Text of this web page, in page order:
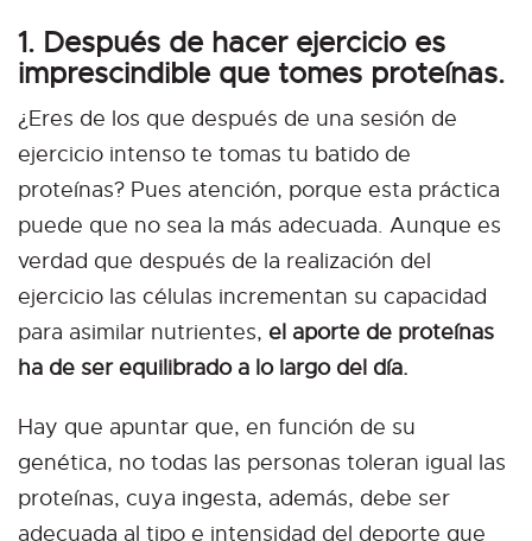
1. Después de hacer ejercicio es
imprescindible que tomes proteínas.
¿Eres de los que después de una sesión de
ejercicio intenso te tomas tu batido de
proteínas? Pues atención, porque esta práctica
puede que no sea la más adecuada. Aunque es
verdad que después de la realización del
ejercicio las células incrementan su capacidad
para asimilar nutrientes, el aporte de proteínas
ha de ser equilibrado a lo largo del día.
Hay que apuntar que, en función de su
genética, no todas las personas toleran igual las
proteínas, cuya ingesta, además, debe ser
adecuada al tipo e intensidad del deporte que